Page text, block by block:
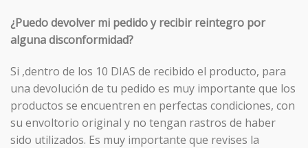
¿Puedo devolver mi pedido y recibir reintegro por
alguna disconformidad?
Si ,dentro de los 10 DIAS de recibido el producto, para
una devolución de tu pedido es muy importante que los
productos se encuentren en perfectas condiciones, con
su envoltorio original y no tengan rastros de haber
sido utilizados. Es muy importante que revises la